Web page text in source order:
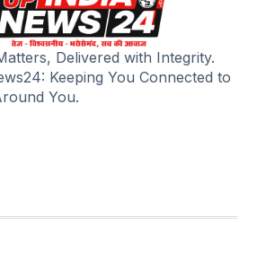
Delivered with Integrity.
Keeping You Connected to
You.